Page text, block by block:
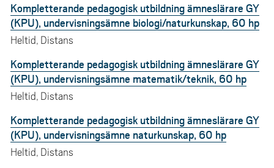
Kompletterande pedagogisk utbildning ämneslärare GY
(KPU), undervisningsämne biologi/naturkunskap, 60 hp
Heltid, Distans
Kompletterande pedagogisk utbildning ämneslärare GY
(KPU), undervisningsämne matematik/teknik, 60 hp
Heltid, Distans
Kompletterande pedagogisk utbildning ämneslärare GY
(KPU), undervisningsämne naturkunskap, 60 hp
Heltid, Distans